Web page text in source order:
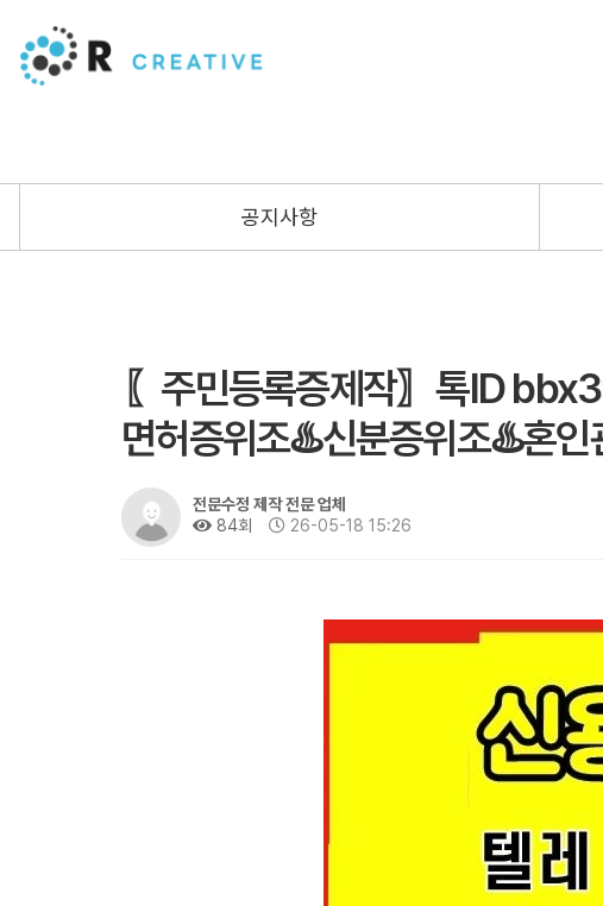
공지사항
〖주민등록증제작〗톡ID
면허증위조♨️신분증위조♨️혼
전문수정 제작 전문 업체
84회
26-05-18 15:26